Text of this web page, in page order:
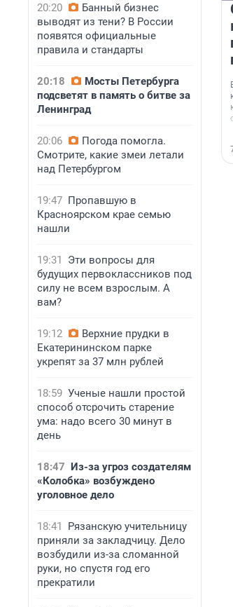
20:20
Банный бизнес
выводят из тени? В России
появятся официальные
правила и стандарты
20:18
Мосты Петербурга
подсветят в память о битве за
Ленинград
20:06
Погода помогла.
Смотрите, какие змеи летали
над Петербургом
19:47 Пропавшую в
Красноярском крае семью
нашли
19:31
Эти вопросы для
будущих первоклассников под
силу не всем взрослым. А
вам?
19:12
Верхние прудки в
Екатерининском парке
укрепят за 37 млн рублей
18:59 Ученые нашли простой
способ отсрочить старение
ума: надо всего 30 минут в
день
18:47 Из-за угроз создателям
«Колобка» возбуждено
уголовное дело
18:41
Рязанскую учительницу
приняли за закладчицу. Дело
возбудили из-за сломанной
руки, но спустя год его
прекратили